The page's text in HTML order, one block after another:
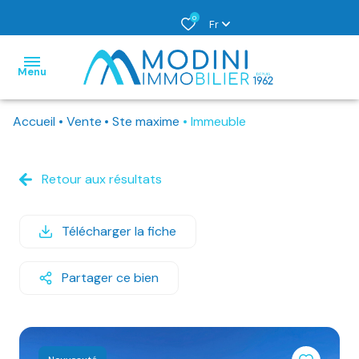
0 Fr
Menu
louer
location
l'année
vendre
espace
clients
syndic
vente
location
Accueil Vente Ste maxime Immeuble
Retour aux résultats
Télécharger la fiche
Partager ce bien